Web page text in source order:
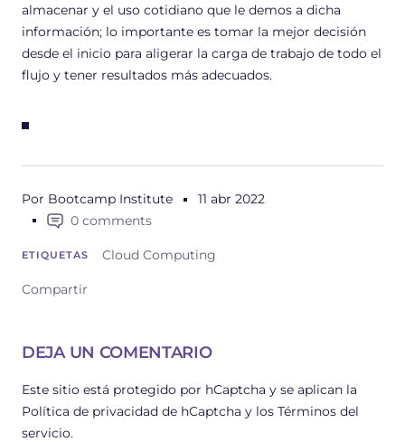
Por Bootcamp Institute
11 abr 2022
0 comments
ETIQUETAS Cloud Computing
Compartir
almacenar y el uso cotidiano que le demos a dicha
información; lo importante es tomar la mejor decisión
desde el inicio para aligerar la carga de trabajo de todo el
flujo y tener resultados más adecuados.
DEJA UN COMENTARIO
Este sitio está protegido por hCaptcha y se aplican la
Política de privacidad de hCaptcha y los Términos del
servicio.